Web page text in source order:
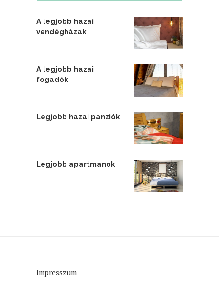
A legjobb hazai
vendégházak
A legjobb hazai
fogadók
Legjobb hazai panziók
Legjobb apartmanok
Impresszum